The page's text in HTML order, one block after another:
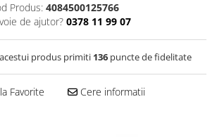
Produs: 4084500125766
de ajutor? 0378 11 99 07
produs primiti 136 puncte de fidelitate
Favorite Cere informatii